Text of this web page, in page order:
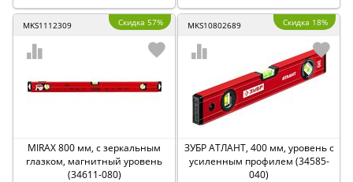
MKS1112309 Скидка 57%
MIRAX 800 мм, с зеркальным
глазком, магнитный уровень
(34611-080)
MKS10802689 Скидка 18%
ЗУБР АТЛАНТ, 400 мм, уровень с
усиленным профилем (34585-
040)